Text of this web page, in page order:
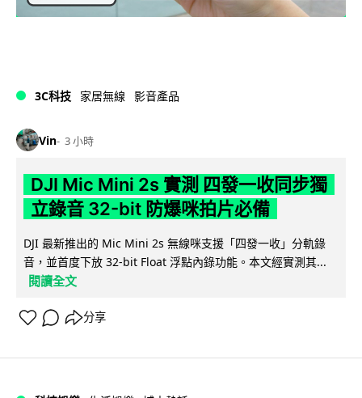
3C科技 家居無線 影音產品
Vin 3 小時
DJI Mic Mini 2s 實測 四發一收同步獨
立錄音 32-bit 防爆咪拍片必備
DJI 最新推出的 Mic Mini 2s 無線咪支援「四發一收」分軌錄
音，並首度下放 32-bit Float 浮點內錄功能。本文經實測其...
閱讀全文
分享